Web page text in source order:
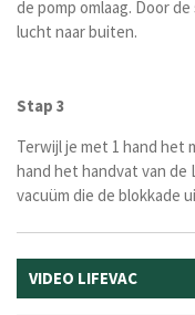
de pomp omlaag. Door
lucht naar buiten.
Stap 3
Terwijl je met 1 hand het
hand het handvat van de
vacuüm die de blokkade
VIDEO LIFEVAC